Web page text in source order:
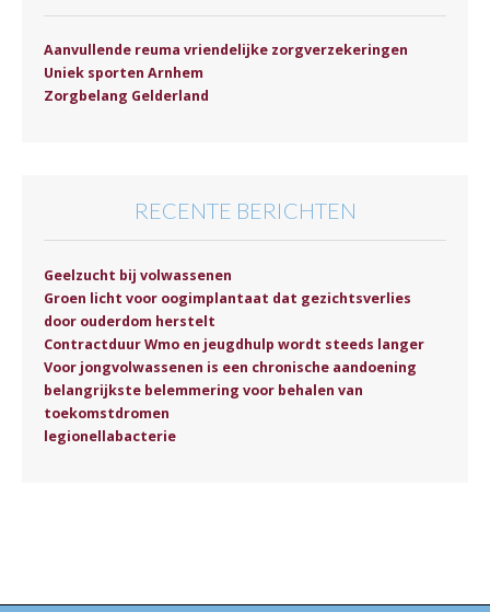
Aanvullende reuma vriendelijke zorgverzekeringen
Uniek sporten Arnhem
Zorgbelang Gelderland
RECENTE BERICHTEN
Geelzucht bij volwassenen
Groen licht voor oogimplantaat dat gezichtsverlies
door ouderdom herstelt
Contractduur Wmo en jeugdhulp wordt steeds langer
Voor jongvolwassenen is een chronische aandoening
belangrijkste belemmering voor behalen van
toekomstdromen
legionellabacterie